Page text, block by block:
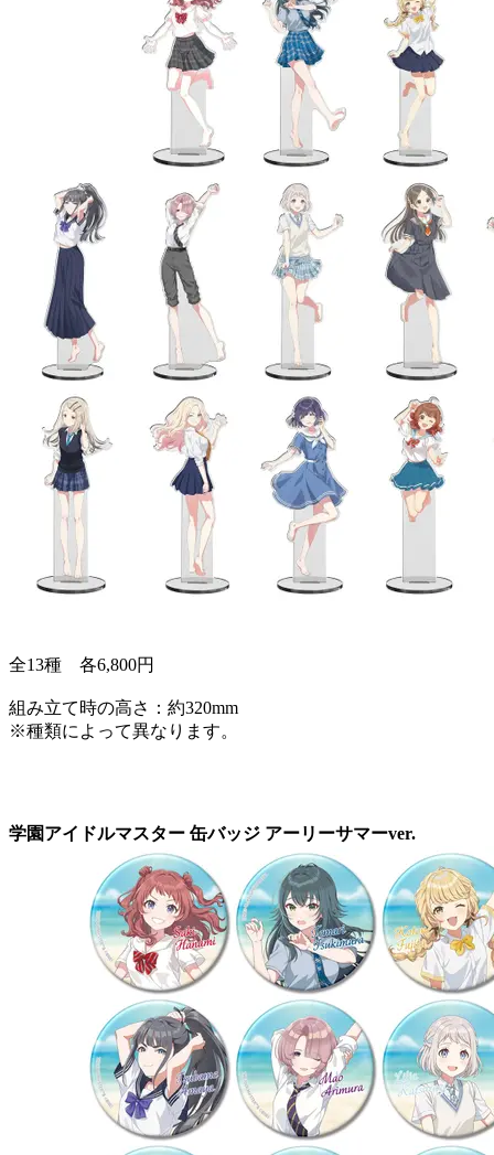
全13種 各6,800円
組み立て時の高さ：約320mm
※種類によって異なります。
学園アイドルマスター 缶バッジ アーリーサマーver.